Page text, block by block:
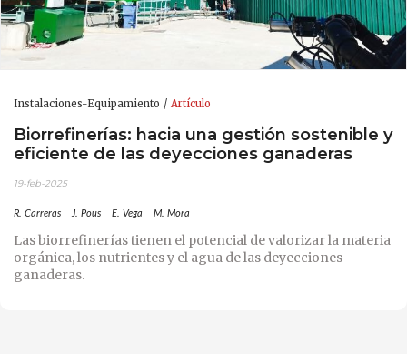
Instalaciones-Equipamiento Artículo
Biorrefinerías: hacia una gestión sostenible y
eficiente de las deyecciones ganaderas
19-feb-2025
R. Carreras J. Pous E. Vega M. Mora
Las biorrefinerías tienen el potencial de valorizar la materia
orgánica, los nutrientes y el agua de las deyecciones
ganaderas.